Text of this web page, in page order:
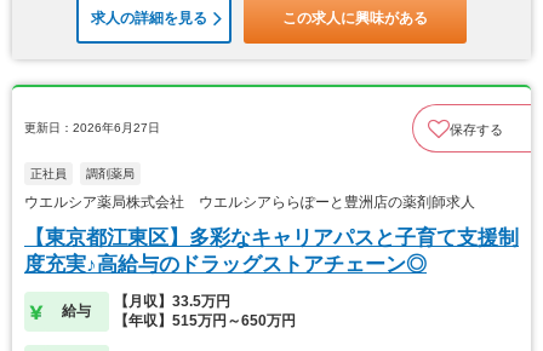
求人の詳細を見る この求人に興味がある
更新日：2026年6月27日 保存する
正社員 調剤薬局
ウエルシア薬局株式会社 ウエルシアららぽーと豊洲店の薬剤師求人
【東京都江東区】多彩なキャリアパスと子育て支援制
度充実♪高給与のドラッグストアチェーン◎
給与
【月収】33.5万円
【年収】515万円～650万円